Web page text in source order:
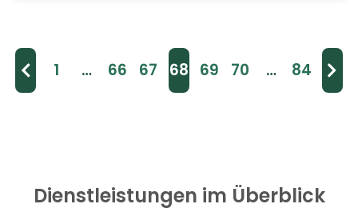
1 … 66 67 68 69 70 … 84
Dienstleistungen im Überblick